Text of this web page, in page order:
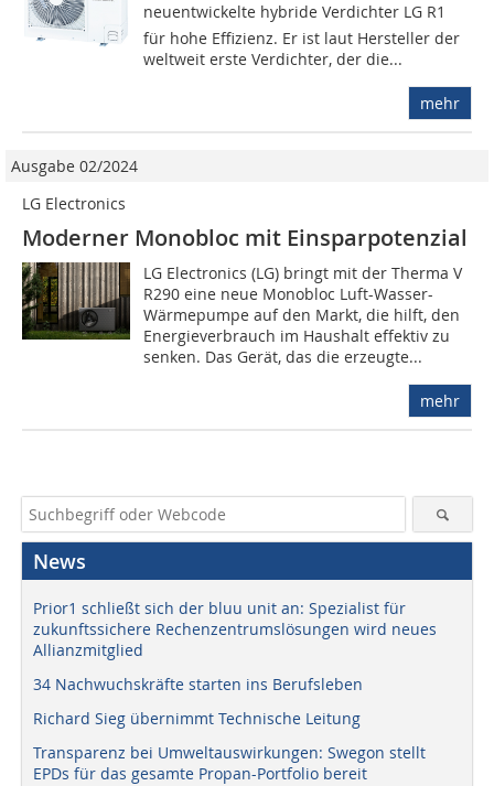
neuentwickelte hybride Verdichter LG R1
für hohe Effizienz. Er ist laut Hersteller der
weltweit erste Verdichter, der die...
mehr
Ausgabe 02/2024
LG Electronics
Moderner Monobloc mit Einsparpotenzial
LG Electronics (LG) bringt mit der Therma V
R290 eine neue Monobloc Luft-Wasser-
Wärmepumpe auf den Markt, die hilft, den
Energieverbrauch im Haushalt effektiv zu
senken. Das Gerät, das die erzeugte...
mehr
News
Prior1 schließt sich der bluu unit an: Spezialist für
zukunftssichere Rechenzentrumslösungen wird neues
Allianzmitglied
34 Nachwuchskräfte starten ins Berufsleben
Richard Sieg übernimmt Technische Leitung
Transparenz bei Umweltauswirkungen: Swegon stellt
EPDs für das gesamte Propan-Portfolio bereit